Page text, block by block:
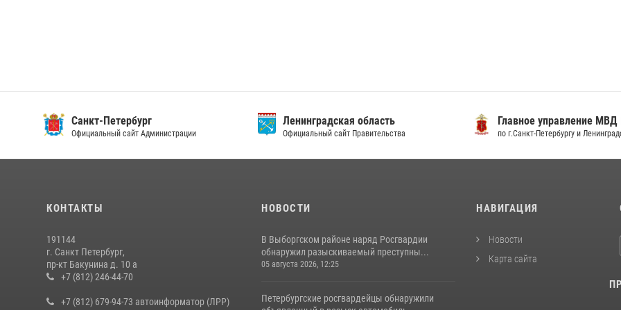
Санкт-Петербург
Официальный сайт Администрации
Ленинградская область
Официальный сайт Правительства
Главное управление МВД
по г.Санкт-Петербургу и
КОНТАКТЫ
191144
г. Санкт Петербург,
пр-кт Бакунина д. 10 а
+7 (812) 246-44-70
+7 (812) 679-94-73 автоинформатор (ЛРР)
НОВОСТИ
В Выборгском районе наряд Росгвардии
обнаружил разыскиваемый преступны...
05 августа 2026, 12:25
Петербургские росгвардейцы обнаружили
НАВИГАЦИЯ
Новости
Карта сайта